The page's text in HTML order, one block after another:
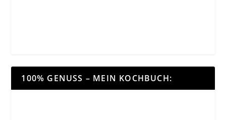
100% GENUSS – MEIN KOCHBUCH: